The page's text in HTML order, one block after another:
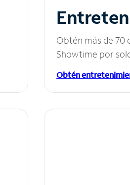
Obtén más de 70
Showtime por
Obtén